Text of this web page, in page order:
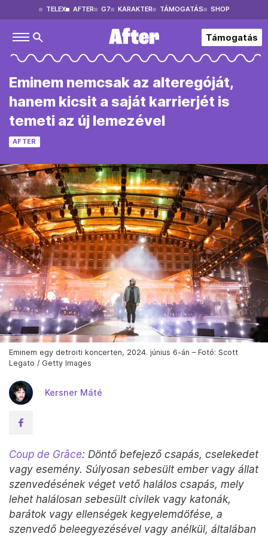
TELEX AFTER G7 KARAKTER TÁMOGATÁS SHOP
Támogatás
Eminem nemcsak az alteregóját,
hanem kicsit a saját karrierjét is
temeti az új lemezével
AFTER
Eminem egy detroiti koncerten, 2024. június 6-án – Fotó: Scott
Legato / Getty Images
Kersner Máté
Coup de Grâce: Döntő befejező csapás, cselekedet
vagy esemény. Súlyosan sebesült ember vagy állat
szenvedésének véget vető halálos csapás, mely
lehet halálosan sebesült civilek vagy katonák,
barátok vagy ellenségek kegyelemdöfése, a
szenvedő beleegyezésével vagy anélkül, általában